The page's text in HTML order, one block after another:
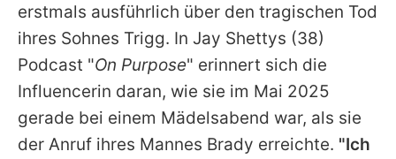
Datenschutzerklärung
Nutzungsbedingungen
Utiq verwalten
erstmals ausführlich über den tragischen Tod
ihres Sohnes Trigg. In Jay Shettys (38)
Podcast "On Purpose" erinnert sich die
Influencerin daran, wie sie im Mai 2025
gerade bei einem Mädelsabend war, als sie
der Anruf ihres Mannes Brady erreichte. "Ich